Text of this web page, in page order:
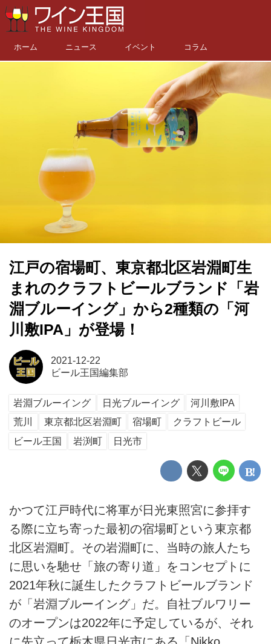
ホーム ニュース イベント コラム
江戸の宿場町、東京都北区岩淵町生
まれのクラフトビールブランド「岩
淵ブルーイング」から2種類の「河
川敷IPA」が登場！
2021-12-22
ビール王国編集部
岩淵ブルーイング 日光ブルーイング
河川敷IPA
荒川
東京都北区岩淵町 宿場町
クラフトビール
ビール王国
岩渕町 日光市
かつて江戸時代に将軍が日光東照宮に参拝す
る際に立ち寄った最初の宿場町という東京都
北区岩淵町。その岩淵町に、当時の旅人たち
に思いを馳せ「旅の寄り道」をコンセプトに
2021年秋に誕生したクラフトビールブランド
が「岩淵ブルーイング」だ。自社ブルワリー
のオープンは2022年に予定しているが、それ